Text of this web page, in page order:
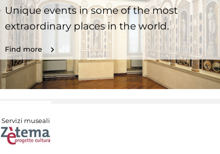
Unique events in some of the most
extraordinary places in the world.
Find more
Servizi museali